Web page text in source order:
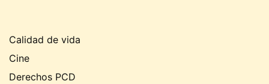
Calidad de vida
Cine
Derechos PCD